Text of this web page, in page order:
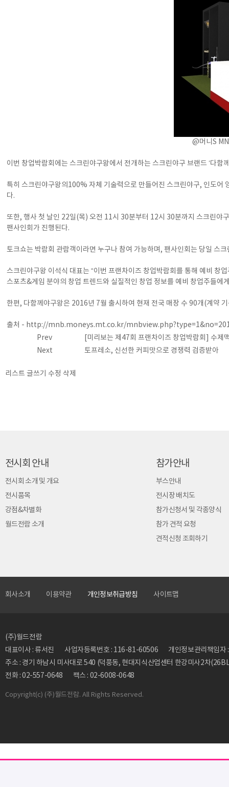
@머니S
이번 창업박람회에는 스크린야구왕에서 전개하는 스크린야구 브랜드 ‘다
특히 스크린야구왕의100% 자체 기술력으로 만들어진 스크린야구, 인도어
다.
또한, 행사 첫 날인 22일(목) 오전 11시 30분부터 12시 30분까지 스크린야
팬사인회가 진행된다.
토크쇼는 박람회 관람객이라면 누구나 참여 가능하며, 팬사인회는 당일 스
스크린야구왕 이석식 대표는 “이번 프랜차이즈 창업박람회를 통해 예비 창
스포츠&게임 분야의 창업 트렌드와 실질적인 창업 정보를 예비 창업주들에
한편, 다함께야구왕은 2016년 7월 출시하여 현재 전국 매장 수 90개(계약
출처 - http://mnb.moneys.mt.co.kr/
Prev
[미리보는 제47회 프랜차이즈 창업박람회] 수제
Next
토프레소, 신선한 커피맛으로 경쟁력 검증받아
리스트 글쓰기 수정 삭제
전시회 안내
전시회 소개 및 개요
전시품목
강점&차별화
월드전람 소개
참가안내
부스안내
전시장 배치도
참가신청서 및 각종양식
참가 견적 요청
견적신청 조회하기
회사소개 이용약관 개인정보취급방침 사이트맵
(주)월드전람
대표이사 : 류서진
사업자등록번호 : 116-81-60506
개인정보관리책임
주소 : 경기 하남시 미사대로 540 (덕풍동, 현대지식산업센터 한강미사2차
전화 : 02-557-0648
팩스 : 02-6008-0648
Copyright(c) (주)월드전람. All Rights Reserved.